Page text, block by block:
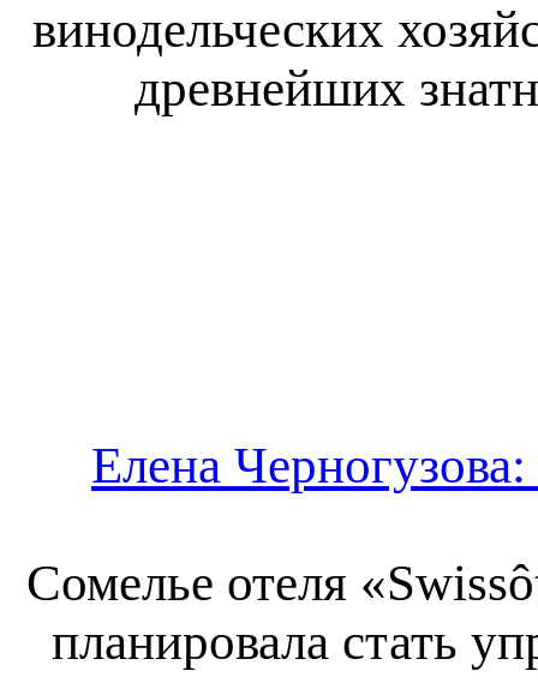
винодельческих
древнейших
Елена
Сомелье отеля
планировала стать